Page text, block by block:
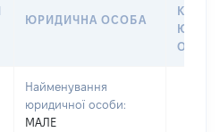
ЮРИДИЧНА ОСОБА
Найменування
юридичної особи:
МАЛЕ